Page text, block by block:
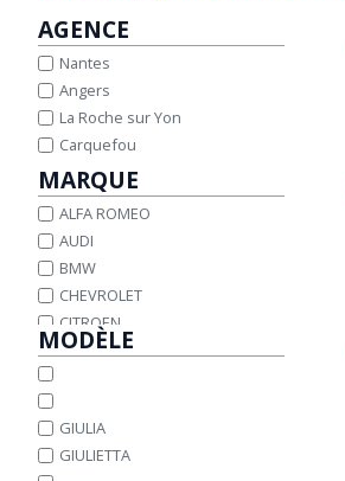
AGENCE
Nantes
Angers
La Roche sur Yon
Carquefou
MARQUE
ALFA ROMEO
AUDI
BMW
CHEVROLET
CITROEN
DACIA
FORD
HONDA
MODÈLE
GIULIA
GIULIETTA